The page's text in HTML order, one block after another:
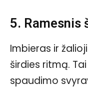
5. Ramesnis
Imbieras ir
širdies ritmą.
spaudimo